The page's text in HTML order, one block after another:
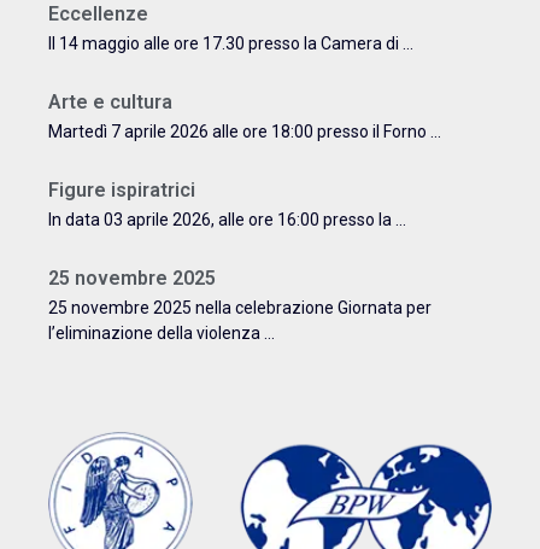
Eccellenze
Il 14 maggio alle ore 17.30 presso la Camera di ...
Arte e cultura
Martedì 7 aprile 2026 alle ore 18:00 presso il Forno ...
Figure ispiratrici
In data 03 aprile 2026, alle ore 16:00 presso la ...
25 novembre 2025
25 novembre 2025 nella celebrazione Giornata per
l’eliminazione della violenza ...